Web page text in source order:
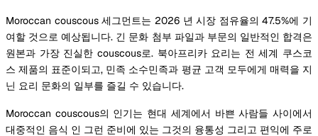
Moroccan couscous 세그먼트는 2026 년 시장 점유율의 47.5%에 기
여할 것으로 예상됩니다. 긴 문화 첨부 파일과 부문의 일반적인 합격은
원본과 가장 진실한 couscous로. 북아프리카 요리는 전 세계 쿠스코
스 제품의 표준이되고, 민족 소수민족과 평균 고객 모두에게 매력을 지
닌 요리 문화의 일부를 즐길 수 있습니다.
Moroccan couscous의 인기는 현대 세계에서 바쁜 사람들 사이에서
대중적인 음식 인 그런 준비에 있는 그것의 융통성 그리고 편익에 주로